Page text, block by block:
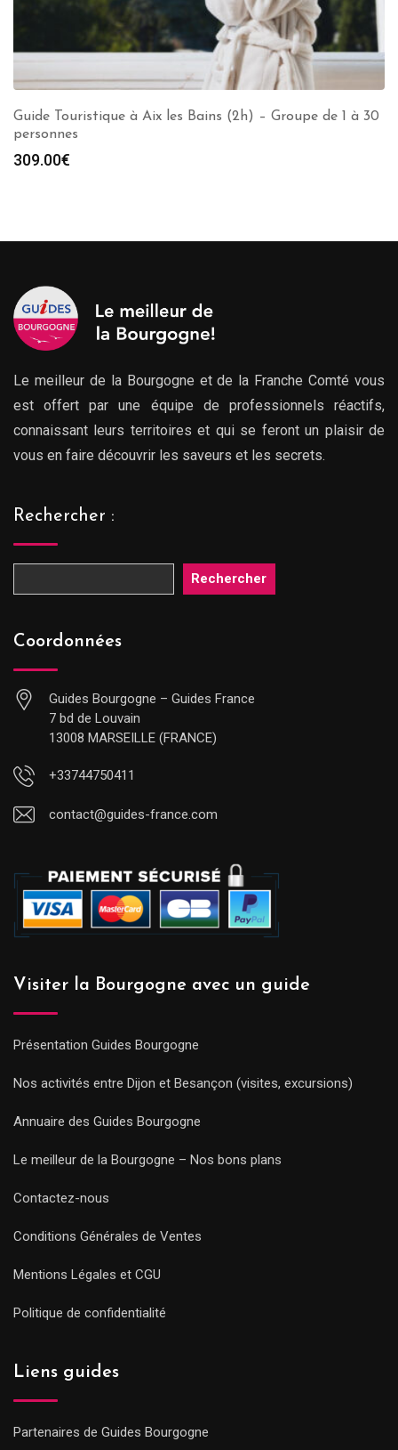
Guide Touristique à Aix les Bains (2h) – Groupe de 1 à 30
personnes
309.00€
Le meilleur de la Bourgogne et de la Franche Comté vous
est offert par une équipe de professionnels réactifs,
connaissant leurs territoires et qui se feront un plaisir de
vous en faire découvrir les saveurs et les secrets.
Rechercher :
Rechercher
Coordonnées
Guides Bourgogne – Guides France
7 bd de Louvain
13008 MARSEILLE (FRANCE)
+33744750411
contact@guides-france.com
Visiter la Bourgogne avec un guide
Présentation Guides Bourgogne
Nos activités entre Dijon et Besançon (visites, excursions)
Annuaire des Guides Bourgogne
Le meilleur de la Bourgogne – Nos bons plans
Contactez-nous
Conditions Générales de Ventes
Mentions Légales et CGU
Politique de confidentialité
Liens guides
Partenaires de Guides Bourgogne